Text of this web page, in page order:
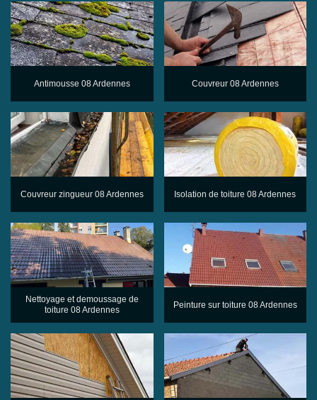
Antimousse 08 Ardennes Couvreur 08 Ardennes
Couvreur zingueur 08 Ardennes Isolation de toiture 08 Ardennes
Nettoyage et demoussage de
toiture 08 Ardennes
Peinture sur toiture 08 Ardennes